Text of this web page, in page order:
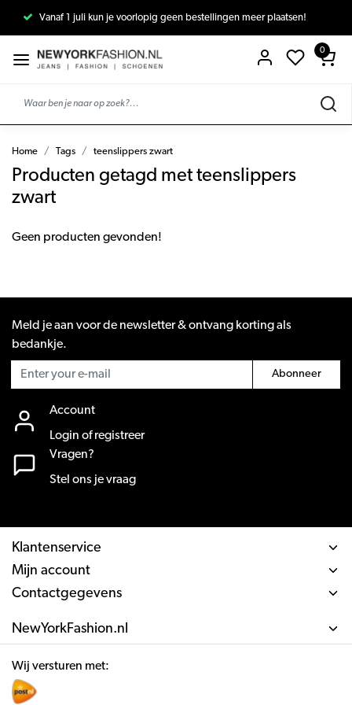
Vanaf 1 juli kun je voorlopig geen bestellingen meer plaatsen!
0
Home Tags teenslippers zwart
Producten getagd met teenslippers
zwart
Geen producten gevonden!
Meld je aan voor de newsletter & ontvang korting als
bedankje.
Abonneer
Account
Login of registreer
Vragen?
Stel ons je vraag
Klantenservice
Mijn account
Contactgegevens
NewYorkFashion.nl
Wij versturen met: